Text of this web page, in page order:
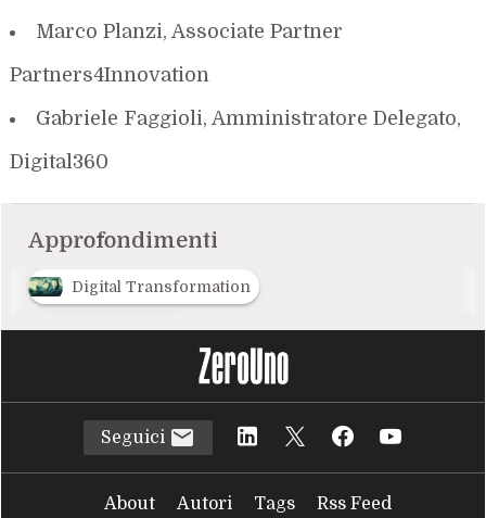
Marco Planzi, Associate Partner
Partners4Innovation
Gabriele Faggioli, Amministratore Delegato,
Digital360
Approfondimenti
Digital Transformation
R risorse umane
Seguici
About Autori Tags Rss Feed